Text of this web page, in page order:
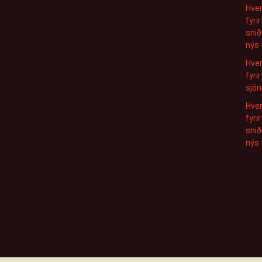
nýs
nýs